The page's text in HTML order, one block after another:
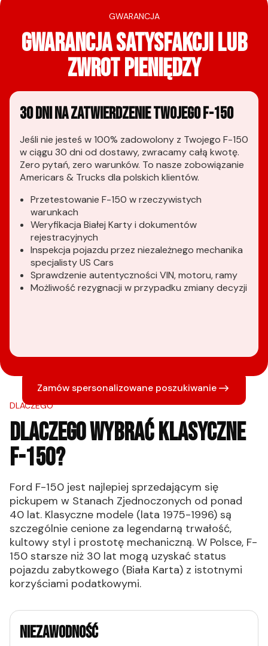
GWARANCJA
GWARANCJA SATYSFAKCJI LUB
ZWROT PIENIĘDZY
30 DNI NA ZATWIERDZENIE TWOJEGO F-150
Jeśli nie jesteś w 100% zadowolony z Twojego F-150
w ciągu 30 dni od dostawy, zwracamy całą kwotę.
Zero pytań, zero warunków. To nasze zobowiązanie
Americars & Trucks dla polskich klientów.
Przetestowanie F-150 w rzeczywistych
warunkach
Weryfikacja Białej Karty i dokumentów
rejestracyjnych
Inspekcja pojazdu przez niezależnego mechanika
specjalisty US Cars
Sprawdzenie autentyczności VIN, motoru, ramy
Możliwość rezygnacji w przypadku zmiany decyzji
Zamów spersonalizowane poszukiwanie
DLACZEGO
DLACZEGO WYBRAĆ KLASYCZNE
F-150?
Ford F-150 jest najlepiej sprzedającym się
pickupem w Stanach Zjednoczonych od ponad
40 lat. Klasyczne modele (lata 1975-1996) są
szczególnie cenione za legendarną trwałość,
kultowy styl i prostotę mechaniczną. W Polsce, F-
150 starsze niż 30 lat mogą uzyskać status
pojazdu zabytkowego (Biała Karta) z istotnymi
korzyściami podatkowymi.
NIEZAWODNOŚĆ